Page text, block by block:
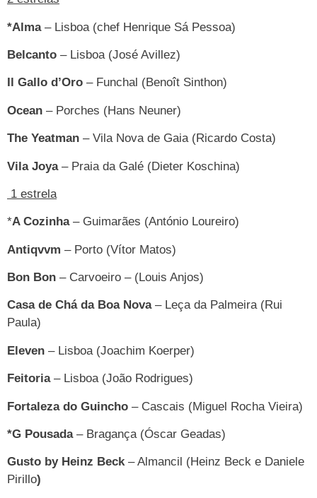
*Alma– Lisboa (chef Henrique Sá Pessoa)
Belcanto – Lisboa (José Avillez)
Il Gallo d’Oro – Funchal (Benoît Sinthon)
Ocean – Porches (Hans Neuner)
The Yeatman – Vila Nova de Gaia (Ricardo Costa)
Vila Joya– Praia da Galé (Dieter Koschina)
1 estrela
*A Cozinha– Guimarães (António Loureiro)
Antiqvvm – Porto (Vítor Matos)
Bon Bon – Carvoeiro – (Louis Anjos)
Casa de Chá da Boa Nova– Leça da Palmeira (Rui
Paula)
Eleven – Lisboa (Joachim Koerper)
Feitoria– Lisboa (João Rodrigues)
Fortaleza do Guincho – Cascais (Miguel Rocha Vieira)
*G Pousada– Bragança (Óscar Geadas)
Gusto by Heinz Beck– Almancil (Heinz Beck e Daniele
Pirillo)